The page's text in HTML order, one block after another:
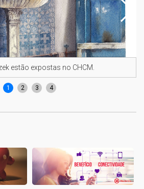
estão expostas no CHCM.
1 2 3 4